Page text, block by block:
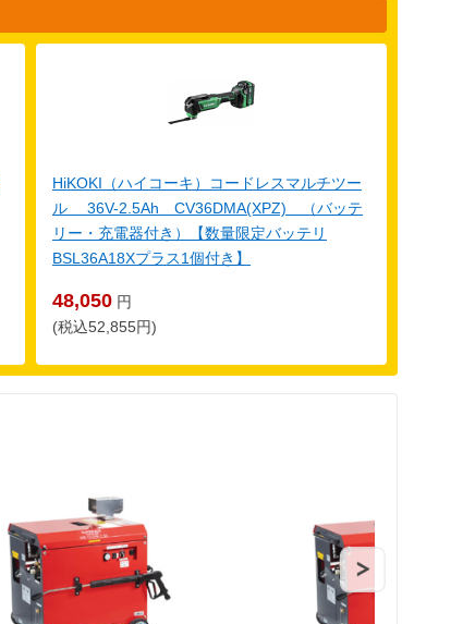
HiKOKI（ハイコーキ）コードレスマルチツー
ル 36V-2.5Ah CV36DMA(XPZ) （バッテ
リー・充電器付き）【数量限定バッテリ
BSL36A18Xプラス1個付き】
48,050 円
(税込52,855円)